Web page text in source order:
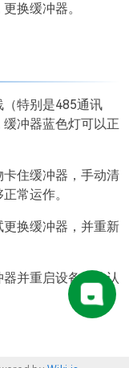
换缓冲器。
（特别是485通讯
冲器蓝色灯可以正
卡住缓冲器，手动清
常运作。
更换缓冲器，并重新
器并重启设备，确认